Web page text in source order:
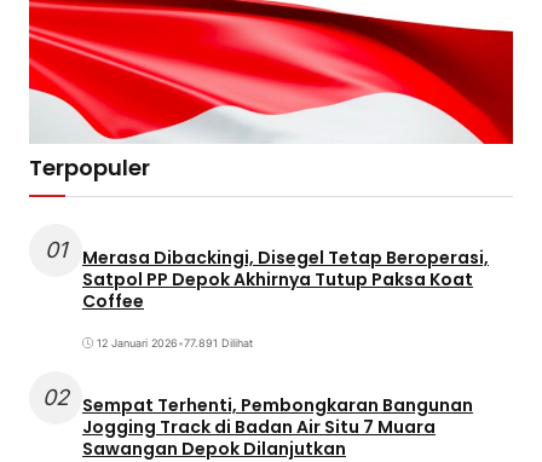
Terpopuler
01
Merasa Dibackingi, Disegel Tetap Beroperasi,
Satpol PP Depok Akhirnya Tutup Paksa Koat
Coffee
12 Januari 2026•77.891 Dilihat
02 Sempat Terhenti, Pembongkaran Bangunan
Jogging Track di Badan Air Situ 7 Muara
Sawangan Depok Dilanjutkan